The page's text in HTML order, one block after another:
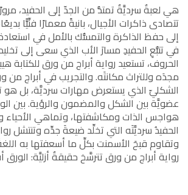
هي لعبةٌ سرديَّةٌ تمتدُّ من الجدّ إلى الحفيد،
تتصادى ذاكرات الأجيال، بانيةً معمارًا فنِّيًّا
إلى حفظ الذاكرة والتمسُّك بالأمل في
في تتبُّعِ الحفيدِ مسارَ الأب الذي سعى إلى
الحروف، تستعيد رواية أبراج من ورق للكتابة
مجدَه وللتراث مكانتَه. والتجريب في أبراج من
الشكليّ الذي يستعرض مهارات سرديَّة، بل هو
عضويَّة بين الشكل والمضمون والرؤية. بين
هواجس الذات ومكاشفتها، وتماهي الأحياء
الحفيدُ سرديَّتَه التي تخلِّد ضيعةَ جدِّه وتنتشل
وتقاوم قبحَ الأسمنت بكلِّ ما أسعفتها به
رواية أبراج من ورق تترسَّخ حقيقةٌ أزليَّة: